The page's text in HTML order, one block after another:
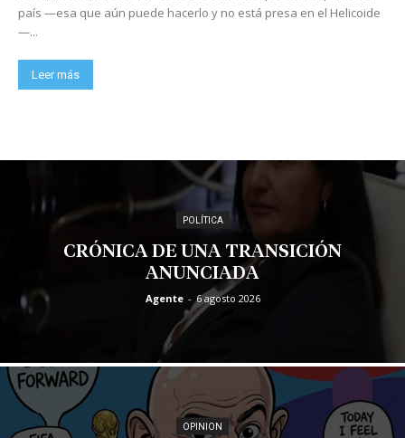
país —esa que aún puede hacerlo y no está presa en el Helicoide
—...
Leer más
POLÍTICA
CRÓNICA DE UNA TRANSICIÓN
ANUNCIADA
Agente - 6 agosto 2026
OPINION